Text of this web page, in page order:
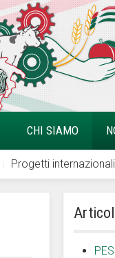
CHI SIAMO
Progetti internazionali